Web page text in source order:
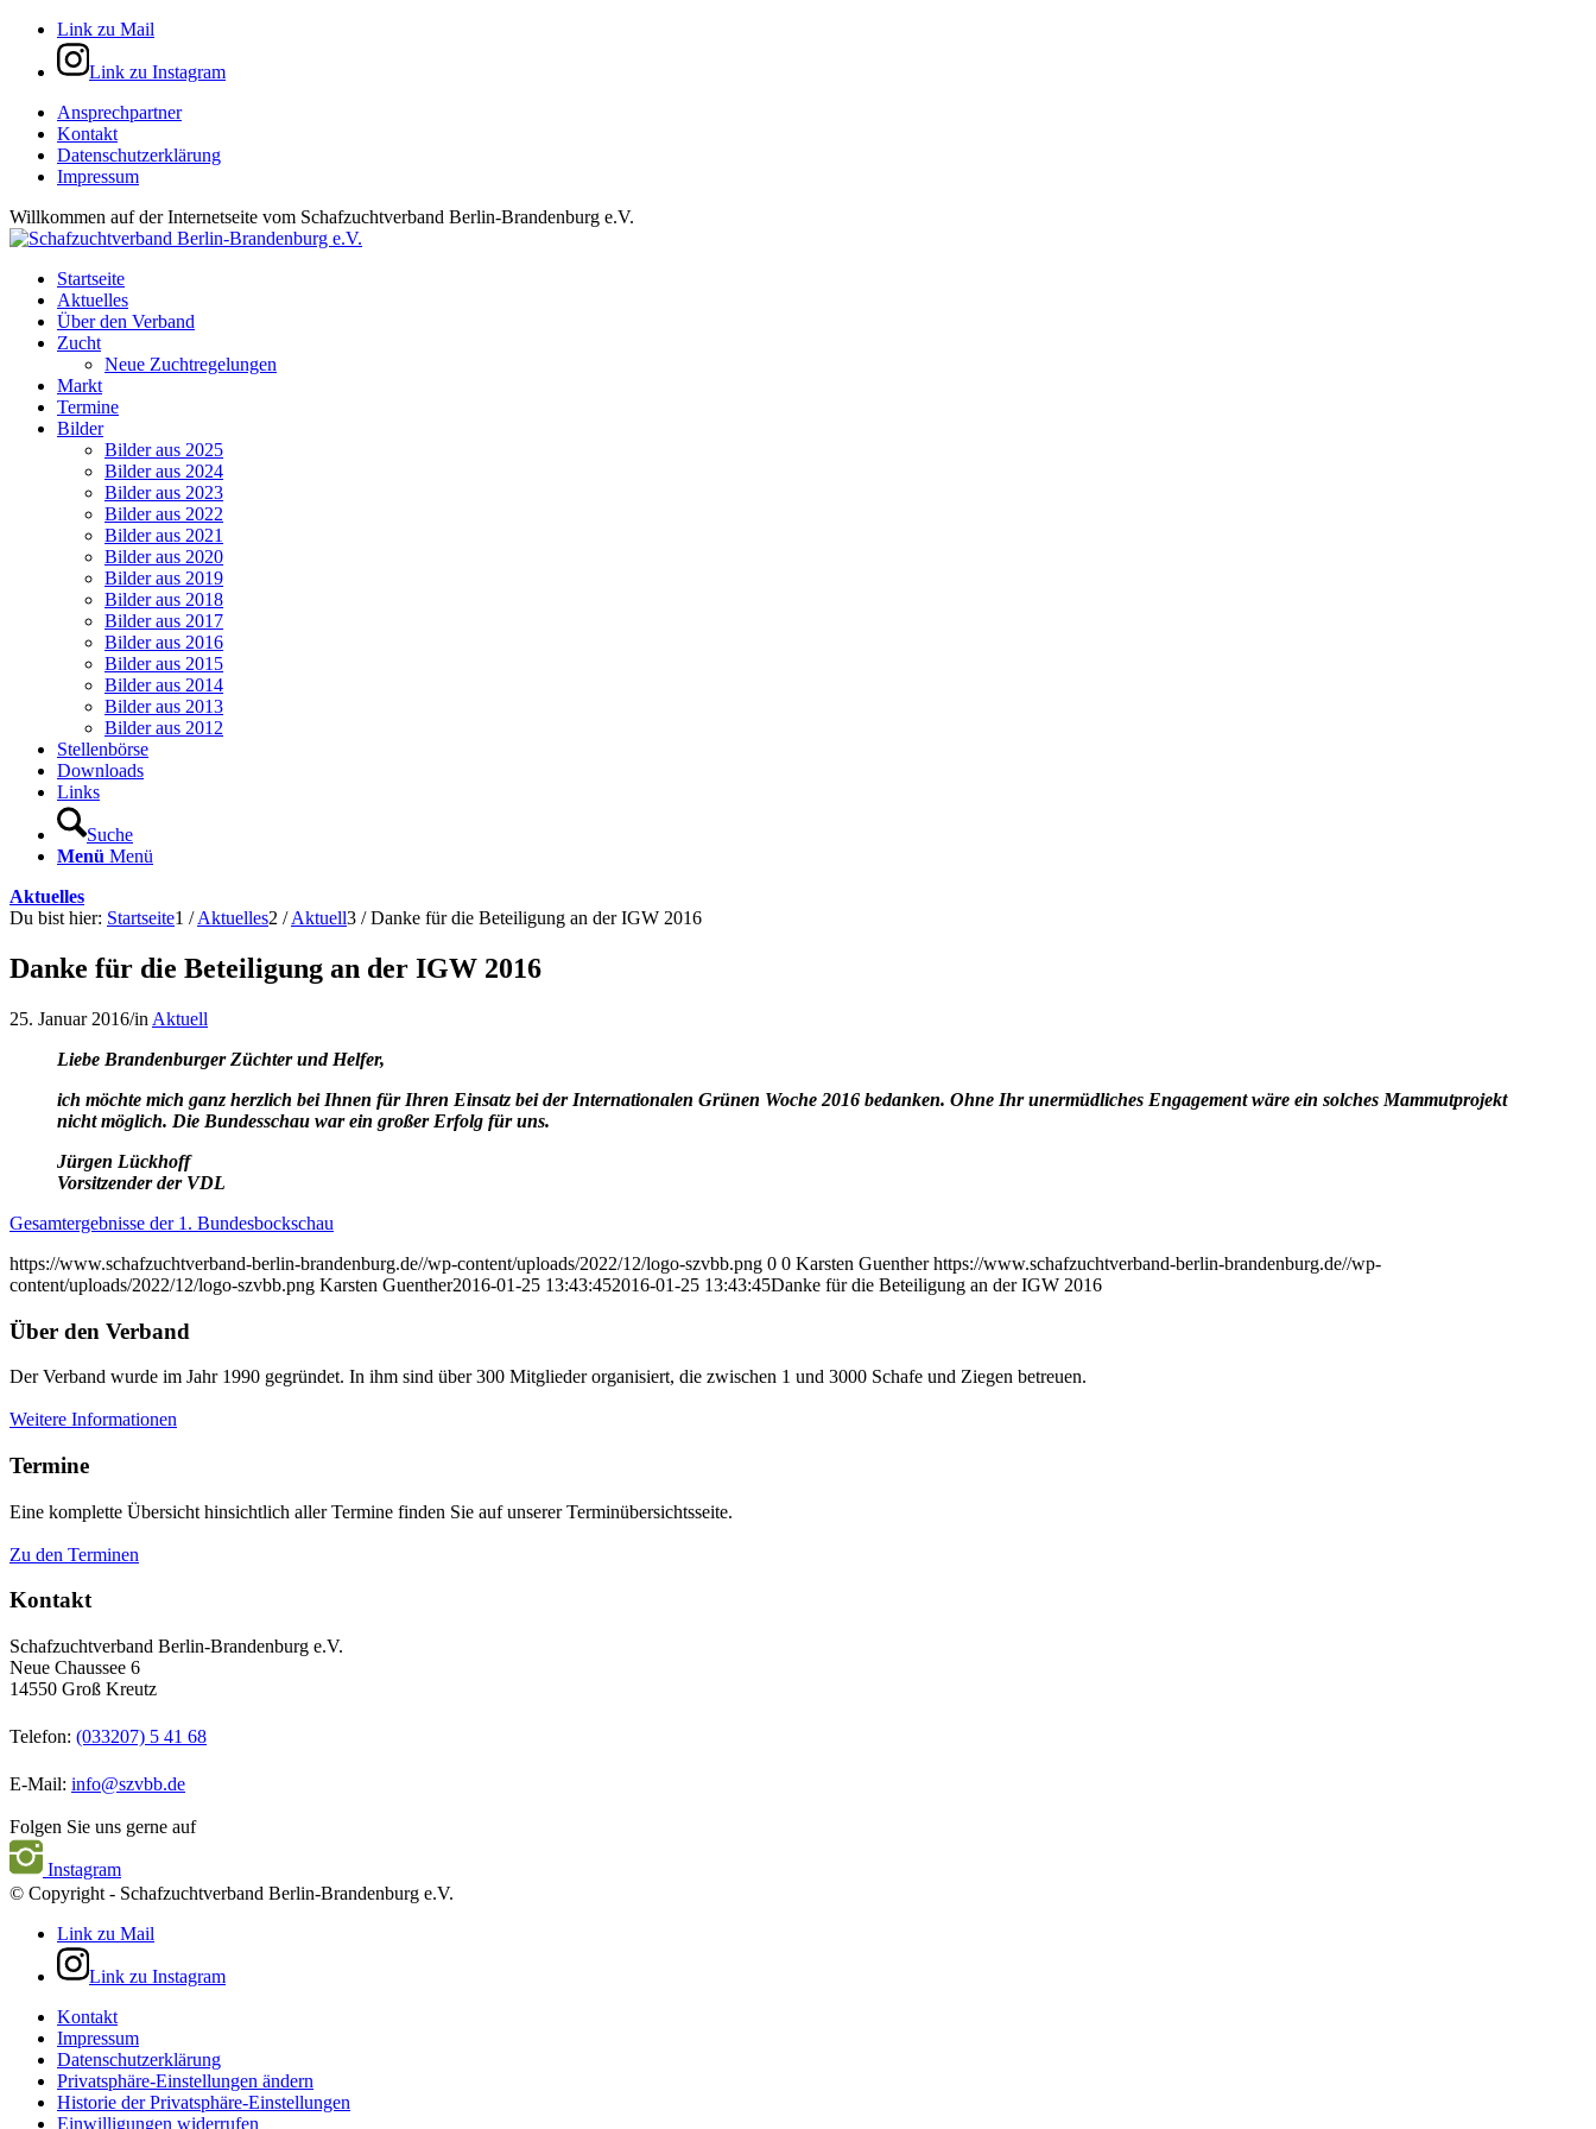
Link zu Mail
Link zu Instagram
Ansprechpartner
Kontakt
Datenschutzerklärung
Impressum
Willkommen auf der Internetseite vom Schafzuchtverband Berlin-Brandenburg e.V.
Startseite
Aktuelles
Über den Verband
Zucht
Neue Zuchtregelungen
Markt
Termine
Bilder
Bilder aus 2025
Bilder aus 2024
Bilder aus 2023
Bilder aus 2022
Bilder aus 2021
Bilder aus 2020
Bilder aus 2019
Bilder aus 2018
Bilder aus 2017
Bilder aus 2016
Bilder aus 2015
Bilder aus 2014
Bilder aus 2013
Bilder aus 2012
Stellenbörse
Downloads
Links
Suche
Menü Menü
Aktuelles
Du bist hier: Startseite1 / Aktuelles2 / Aktuell3 / Danke für die Beteiligung an der IGW 2016
Danke für die Beteiligung an der IGW 2016
25. Januar 2016/in Aktuell
Liebe Brandenburger Züchter und Helfer,
ich möchte mich ganz herzlich bei Ihnen für Ihren Einsatz bei der Internationalen Grünen Woche 2016 bedanken. Ohne Ihr unermüdliches Engagement wäre ein solches Mammutprojekt
nicht möglich. Die Bundesschau war ein großer Erfolg für uns.
Jürgen Lückhoff
Vorsitzender der VDL
Gesamtergebnisse der 1. Bundesbockschau
https://www.schafzuchtverband-berlin-brandenburg.de//wp-content/uploads/2022/12/logo-szvbb.png 0 0 Karsten Guenther https://www.schafzuchtverband-berlin-brandenburg.de//wp-
content/uploads/2022/12/logo-szvbb.png Karsten Guenther2016-01-25 13:43:452016-01-25 13:43:45Danke für die Beteiligung an der IGW 2016
Über den Verband
Der Verband wurde im Jahr 1990 gegründet. In ihm sind über 300 Mitglieder organisiert, die zwischen 1 und 3000 Schafe und Ziegen betreuen.
Weitere Informationen
Termine
Eine komplette Übersicht hinsichtlich aller Termine finden Sie auf unserer Terminübersichtsseite.
Zu den Terminen
Kontakt
Schafzuchtverband Berlin-Brandenburg e.V.
Neue Chaussee 6
14550 Groß Kreutz
Telefon: (033207) 5 41 68
E-Mail: info@szvbb.de
Folgen Sie uns gerne auf
Instagram
© Copyright - Schafzuchtverband Berlin-Brandenburg e.V.
Link zu Mail
Link zu Instagram
Kontakt
Impressum
Datenschutzerklärung
Privatsphäre-Einstellungen ändern
Historie der Privatsphäre-Einstellungen
Einwilligungen widerrufen